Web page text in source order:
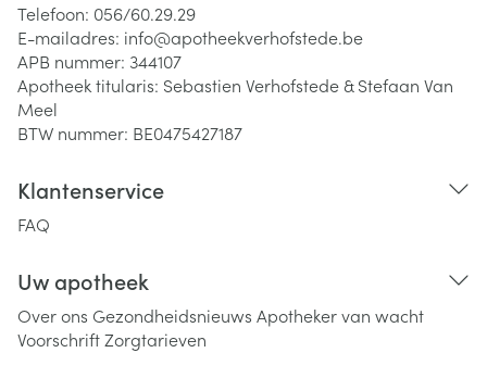
Telefoon: 056/60.29.29
E-mailadres: info@apotheekverhofstede.be
APB nummer: 344107
Apotheek titularis: Sebastien Verhofstede & Stefaan Van
Meel
BTW nummer: BE0475427187
Klantenservice
FAQ
Uw apotheek
Over ons Gezondheidsnieuws Apotheker van wacht
VoorschriftZorgtarieven